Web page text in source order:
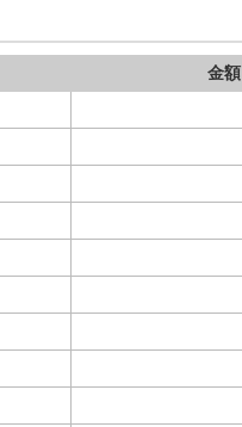
金額